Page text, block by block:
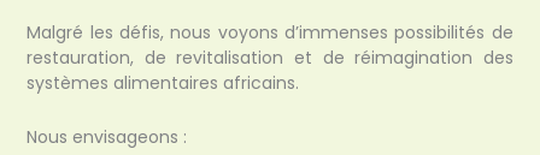
Malgré les défis, nous voyons d’immenses possibilités de
restauration, de revitalisation et de réimagination des
systèmes alimentaires africains.
Nous envisageons :